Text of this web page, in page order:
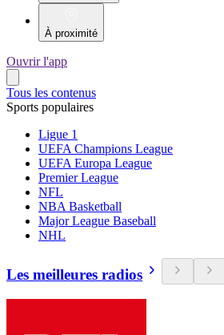
À proximité
Ouvrir l'app
Tous les contenus
Sports populaires
Ligue 1
UEFA Champions League
UEFA Europa League
Premier League
NFL
NBA Basketball
Major League Baseball
NHL
Les meilleures radios